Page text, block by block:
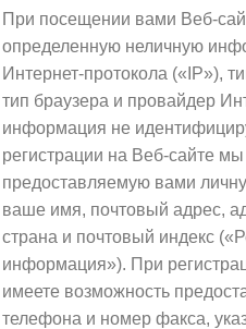
При посещении вами Веб-
определенную неличную
Интернет-протокола («IP»),
тип браузера и провайдер
информация не
регистрации на Веб-сайте
предоставляемую вами
ваше имя, почтовый адрес,
страна и почтовый индекс
информация»). При
имеете возможность
телефона и номер факса,